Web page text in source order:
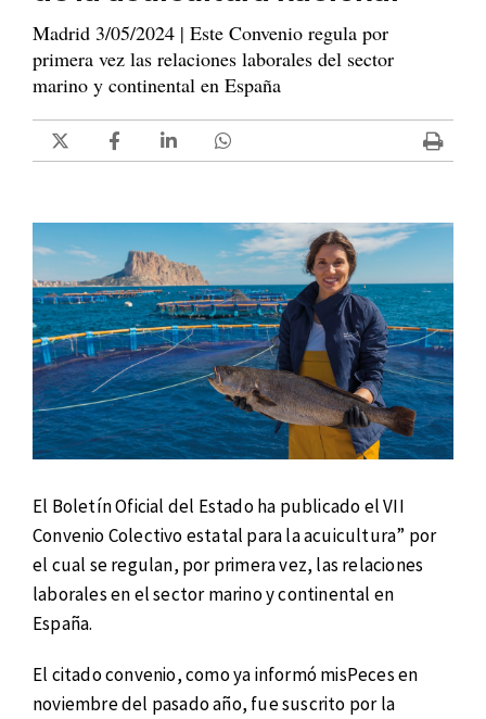
Madrid 3/05/2024 | Este Convenio regula por
primera vez las relaciones laborales del sector
marino y continental en España
El Boletín Oficial del Estado ha publicado el VII
Convenio Colectivo estatal para la acuicultura” por
el cual se regulan, por primera vez, las relaciones
laborales en el sector marino y continental en
España.
El citado convenio, como ya informó misPeces en
noviembre del pasado año, fue suscrito por la